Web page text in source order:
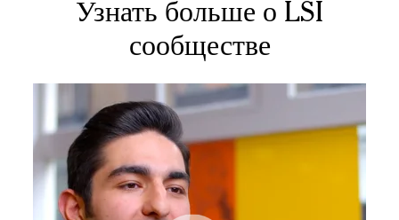
Узнать больше о LSI
сообществе